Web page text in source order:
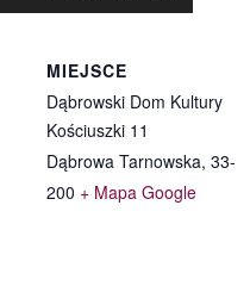
MIEJSCE
Dąbrowski Dom Kultury
Kościuszki 11
Dąbrowa Tarnowska, 33-
200 + Mapa Google